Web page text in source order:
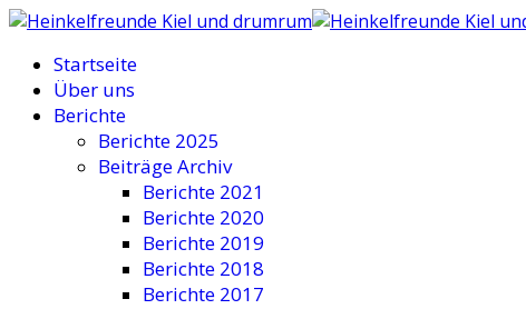
Startseite
Über uns
Berichte
Berichte 2025
Beiträge Archiv
Berichte 2021
Berichte 2020
Berichte 2019
Berichte 2018
Berichte 2017